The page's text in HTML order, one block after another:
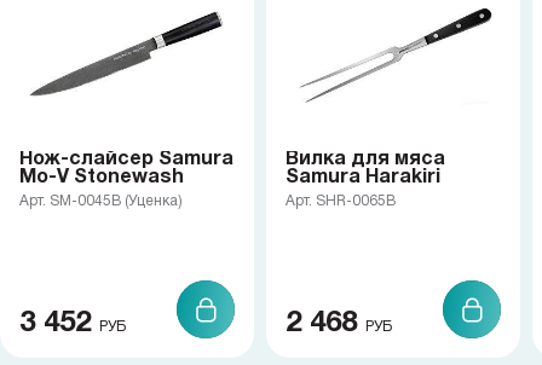
Нож-слайсер Samura
Mo-V Stonewash
Арт. SM-0045B (Уценка)
3 452 РУБ
Вилка для мяса
Samura Harakiri
Арт. SHR-0065B
2 468 РУБ